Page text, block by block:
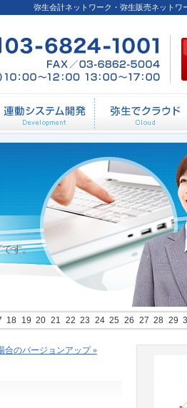
弥生会計ネットワーク・弥生販売ネットワ
です。
18 19 20 21 22 23 24 25 26 27 28 29
合のバージョンアップ »
トワーク構築 連動システム開発